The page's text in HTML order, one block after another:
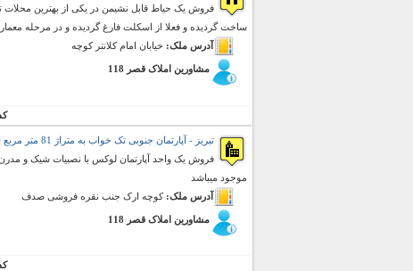
ساخت گردیده و فعلا از اسکلت فارغ گردیده و در مرحله
آدرس ملک: خیابان امام کلانتر کوچه
مشاورین املاک قصر 118
تبریز - آپارتمان جنوبی تک خواب به متراژ 81 متر مربع (فروش)
فروش یک واحد آپارتمان لوکس با نصبیات شیک و مدرن
موجود میباشد
آدرس ملک: کوچه ارک جنب نقره فروشی صدف
مشاورین املاک قصر 118